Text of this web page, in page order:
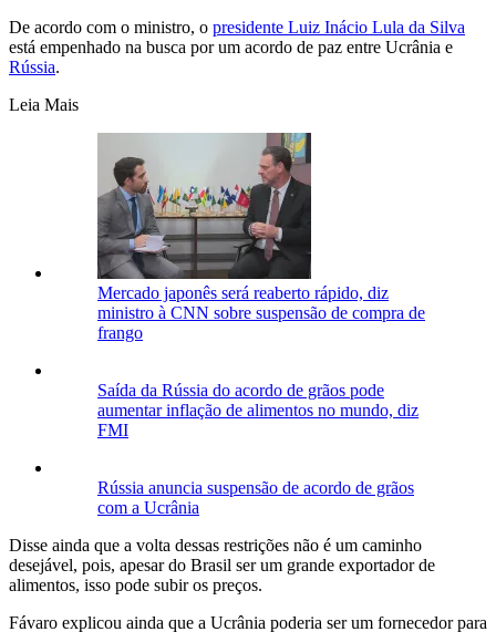
De acordo com o ministro, o presidente Luiz Inácio Lula da Silva
está empenhado na busca por um acordo de paz entre Ucrânia e
Rússia.
Leia Mais
Mercado japonês será reaberto rápido, diz
ministro à CNN sobre suspensão de compra de
frango
Saída da Rússia do acordo de grãos pode
aumentar inflação de alimentos no mundo, diz
FMI
Rússia anuncia suspensão de acordo de grãos
com a Ucrânia
Disse ainda que a volta dessas restrições não é um caminho
desejável, pois, apesar do Brasil ser um grande exportador de
alimentos, isso pode subir os preços.
Fávaro explicou ainda que a Ucrânia poderia ser um fornecedor para